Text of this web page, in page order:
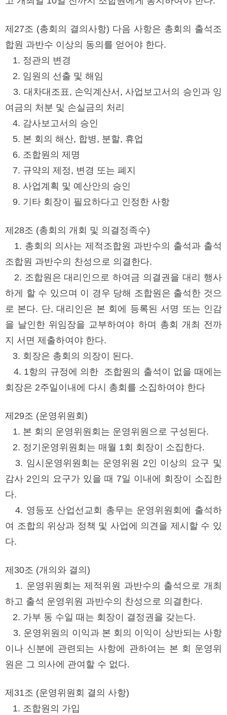
제27조 (총회의 결의사항) 다음 사항은 총회의 출석조
합원 과반수 이상의 동의를 얻어야 한다.
1. 정관의 변경
2. 임원의 선출 및 해임
3. 대차대조표, 손익계산서, 사업보고서의 승인과 잉
여금의 처분 및 손실금의 처리
4. 감사보고서의 승인
5. 본 회의 해산, 합병, 분할, 휴업
6. 조합원의 제명
7. 규약의 제정, 변경 또는 폐지
8. 사업계획 및 예산안의 승인
9. 기타 회장이 필요하다고 인정한 사항
제28조 (총회의 개회 및 의결정족수)
1. 총회의 의사는 제적조합원 과반수의 출석과 출석
조합원 과반수의 찬성으로 의결한다.
2. 조합원은 대리인으로 하여금 의결권을 대리 행사
하게 할 수 있으며 이 경우 당해 조합원은 출석한 것으
로 본다. 단, 대리인은 본 회에 등록된 서명 또는 인감
을 날인한 위임장을 교부하여야 하며 총회 개최 전까
지 서면 제출하여야 한다.
3. 회장은 총회의 의장이 된다.
4. 1항의 규정에 의한 조합원의 출석이 없을 때에는
회장은 2주일이내에 다시 총회를 소집하여야 한다
제29조 (운영위원회)
1. 본 회의 운영위원회는 운영위원으로 구성된다.
2. 정기운영위원회는 매월 1회 회장이 소집한다.
3. 임시운영위원회는 운영위원 2인 이상의 요구 및
감사 2인의 요구가 있을 때 7일 이내에 회장이 소집한
다.
4. 영등포 산업선교회 총무는 운영위원회에 출석하
여 조합의 위상과 정책 및 사업에 의견을 제시할 수 있
다.
제30조 (개의와 결의)
1. 운영위원회는 제적위원 과반수의 출석으로 개최
하고 출석 운영위원 과반수의 찬성으로 의결한다.
2. 가부 동 수일 때는 회장이 결정권을 갖는다.
3. 운영위원의 이익과 본 회의 이익이 상반되는 사항
이나 신분에 관련되는 사항에 관하여는 본 회 운영위
원은 그 의사에 관여할 수 없다.
제31조 (운영위원회 결의 사항)
1. 조합원의 가입